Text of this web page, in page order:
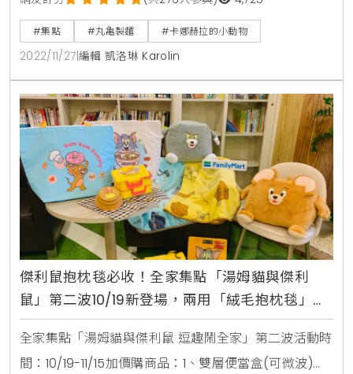
赫拉的小動物」首度和日本最大連鎖烏龍麵聯名，重磅
推出全新集點加價購，在歲末年終之際，用最可愛的粉
紅兔兔、Ｐ助居家小物打造最療癒的日常生活。至全台
丸亀製麵門市消費滿100元，即可累積1點活動點數，集
滿相對點數就可以把粉紅兔兔、Ｐ助抱回家。有「聯名
造型貼紙(
#集點 #丸亀製麵 #卡娜赫拉的小動物
2022/11/27 編輯 凱洛琳 Karolin
傑利鼠抱枕毯必收！全家集點「湯姆貓與傑利
鼠」第二波10/19新登場，兩用「絨毛抱枕毯」變
形版湯姆貓、傑利鼠都想要
全家集點「湯姆貓與傑利鼠 逗趣鬧全家」第二波活動時
間：10/19-11/15加價購商品：1、雙層便當盒(可微波)